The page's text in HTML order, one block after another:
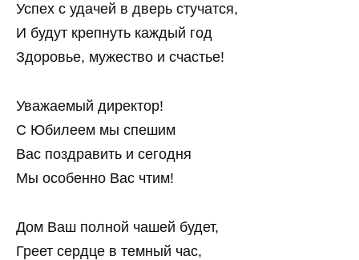
Успех с удачей в дверь стучатся,
И будут крепнуть каждый год
Здоровье, мужество и счастье!
Уважаемый директор!
С Юбилеем мы спешим
Вас поздравить и сегодня
Мы особенно Вас чтим!
Дом Ваш полной чашей будет,
Греет сердце в темный час,